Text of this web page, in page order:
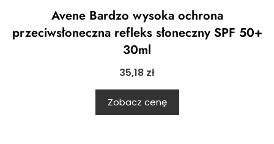
Avene Bardzo wysoka ochrona
przeciwsłoneczna refleks słoneczny SPF 50+
30ml
35,18 zł
Zobacz cenę